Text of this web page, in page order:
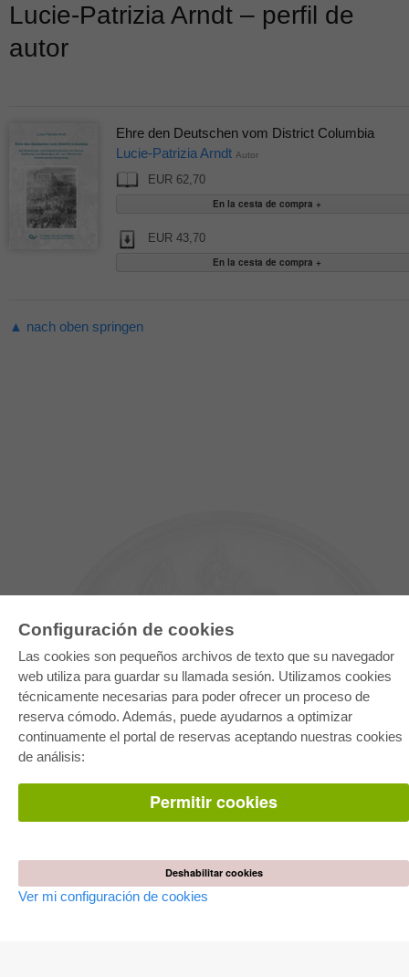
Configuración de cookies
Las cookies son pequeños archivos de texto que su navegador
web utiliza para guardar su llamada sesión. Utilizamos cookies
técnicamente necesarias para poder ofrecer un proceso de
reserva cómodo. Además, puede ayudarnos a optimizar
continuamente el portal de reservas aceptando nuestras cookies
de análisis:
Permitir cookies
Deshabilitar cookies
Ver mi configuración de cookies
Lucie-Patrizia Arndt – perfil de
autor
Ehre den Deutschen vom District Columbia
Lucie-Patrizia Arndt Autor
EUR 62,70
EUR 43,70
▲ nach oben springen
E-COLLECTION
Paquete de especialidades
Facilitación de E-Books
Preguntas mas frequentes(FAQ)
Condiciones